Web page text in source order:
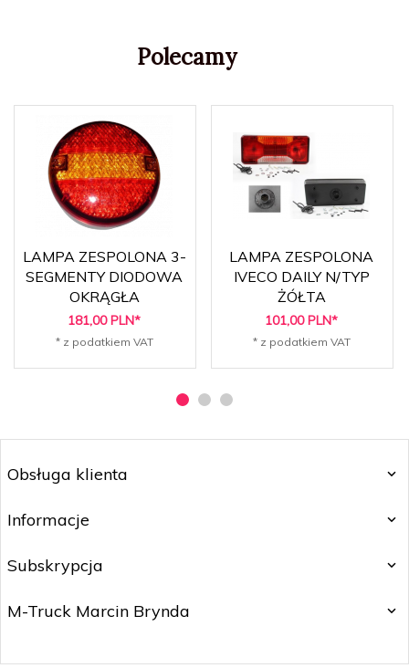
Polecamy
LAMPA ZESPOLONA 3-
SEGMENTY DIODOWA
OKRĄGŁA
181,00 PLN*
* z podatkiem VAT
LAMPA ZESPOLONA
IVECO DAILY N/TYP
ŻÓŁTA
101,00 PLN*
* z podatkiem VAT
Obsługa klienta
Informacje
Subskrypcja
M-Truck Marcin Brynda